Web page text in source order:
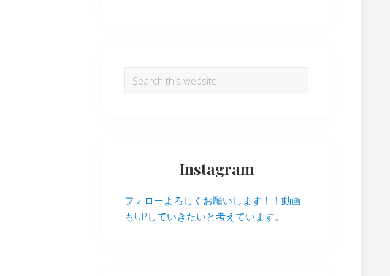
Search
Instagram
フォローよろしくお願いします！！動画
もUPしていきたいと考えています。